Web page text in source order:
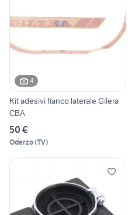
4
Kit adesivi fianco laterale Gilera
CBA
50 €
Oderzo(TV)